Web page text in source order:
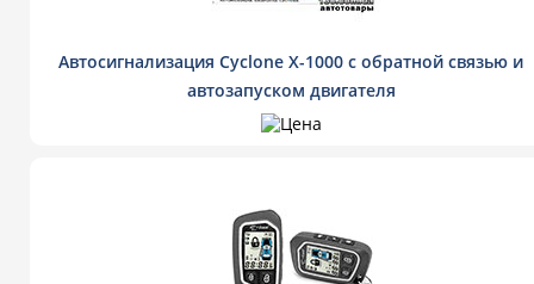
Автосигнализация Cyclone X-1000 с обратной связью и
автозапуском двигателя